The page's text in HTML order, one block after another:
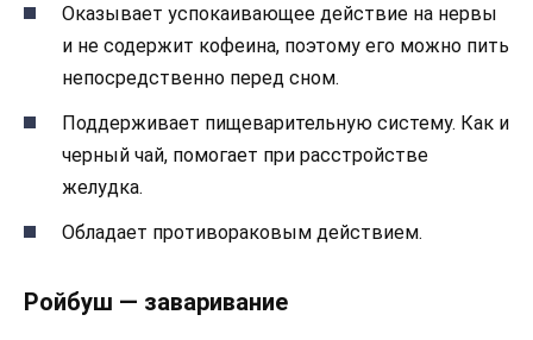
Оказывает успокаивающее действие на нервы
и не содержит кофеина, поэтому его можно пить
непосредственно перед сном.
Поддерживает пищеварительную систему. Как и
черный чай, помогает при расстройстве
желудка.
Обладает противораковым действием.
Ройбуш — заваривание